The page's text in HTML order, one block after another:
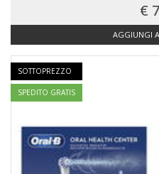
€
AGGIUNGI
SOTTOPREZZO
SPEDITO GRATIS